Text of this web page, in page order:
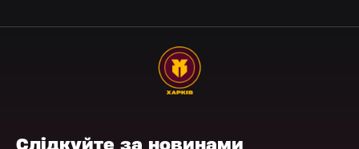
Слідкуйте за новинами